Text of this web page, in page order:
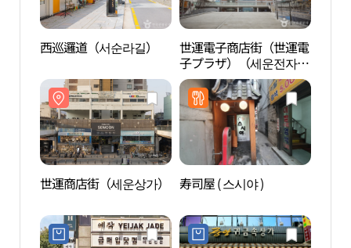
西巡邏道（서순라길）
世運電子商店街（世運電
子プラザ）（세운전자상
가（세운전자플라자））
世運商店街（세운상가） 寿司屋 ( 스시야 )